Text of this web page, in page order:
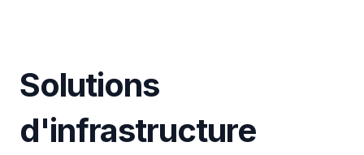
Solutions
d'infrastructure